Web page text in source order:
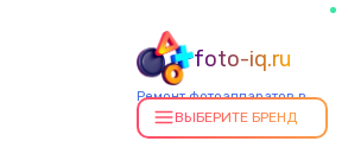
foto-iq.ru
Ремонт фотоаппаратов в
Хабаровске
ВЫБЕРИТЕ БРЕНД